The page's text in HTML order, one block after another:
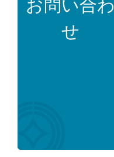
お問い合わ
せ